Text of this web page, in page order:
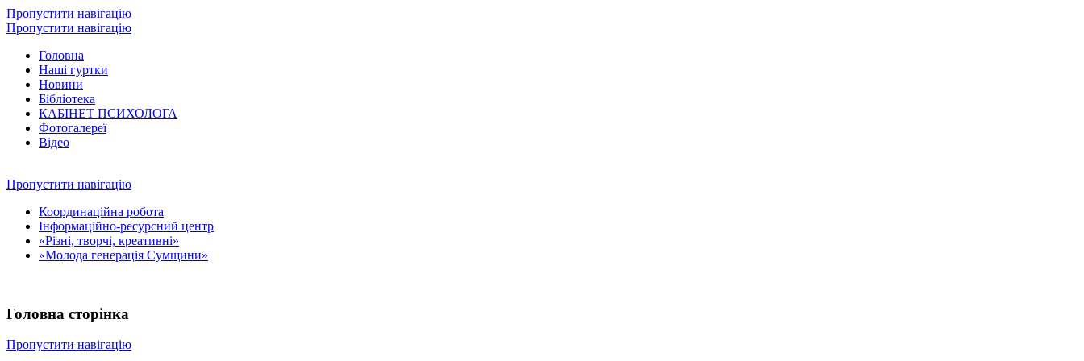
Пропустити навігацію
Пропустити навігацію
Головна
Наші гуртки
Новини
Бібліотека
КАБІНЕТ ПСИХОЛОГА
Фотогалереї
Відео
Пропустити навігацію
Координаційна робота
Інформаційно-ресурсний центр
«Різні, творчі, креативні»
«Молода генерація Сумщини»
Головна сторінка
Пропустити навігацію